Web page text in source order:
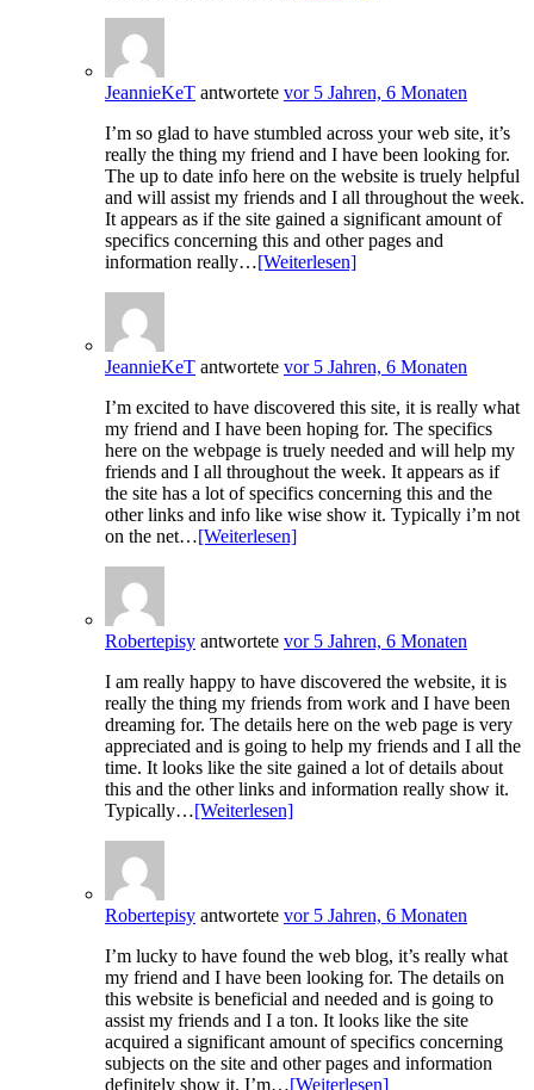
JeannieKeT antwortete vor 5 Jahren, 6 Monaten
I’m so glad to have stumbled across your web site, it’s
really the thing my friend and I have been looking for.
The up to date info here on the website is truely helpful
and will assist my friends and I all throughout the week.
It appears as if the site gained a significant amount of
specifics concerning this and other pages and
information really…[Weiterlesen]
JeannieKeT antwortete vor 5 Jahren, 6 Monaten
I’m excited to have discovered this site, it is really what
my friend and I have been hoping for. The specifics
here on the webpage is truely needed and will help my
friends and I all throughout the week. It appears as if
the site has a lot of specifics concerning this and the
other links and info like wise show it. Typically i’m not
on the net…[Weiterlesen]
Robertepisy antwortete vor 5 Jahren, 6 Monaten
I am really happy to have discovered the website, it is
really the thing my friends from work and I have been
dreaming for. The details here on the web page is very
appreciated and is going to help my friends and I all the
time. It looks like the site gained a lot of details about
this and the other links and information really show it.
Typically…[Weiterlesen]
Robertepisy antwortete vor 5 Jahren, 6 Monaten
I’m lucky to have found the web blog, it’s really what
my friend and I have been looking for. The details on
this website is beneficial and needed and is going to
assist my friends and I a ton. It looks like the site
acquired a significant amount of specifics concerning
subjects on the site and other pages and information
definitely show it. I’m…[Weiterlesen]